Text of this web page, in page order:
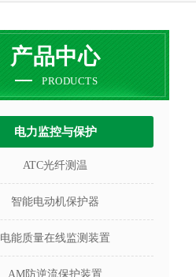
产品中心
PRODUCTS
电力监控与保护
ATC光纤测温
智能电动机保护器
电能质量在线监测装置
AM防逆流保护装置